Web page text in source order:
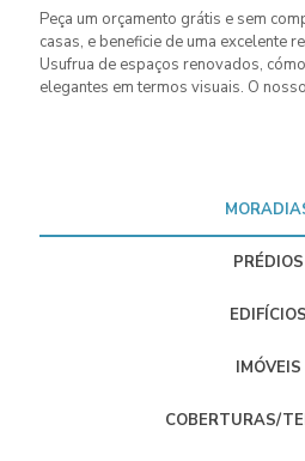
Peça um orçamento grátis e sem
casas, e beneficie de uma excelente
Usufrua de espaços renovados,
elegantes em termos visuais. O
PRÉDIOS
EDIFÍCIOS
IMÓVEIS
COBERTURAS/